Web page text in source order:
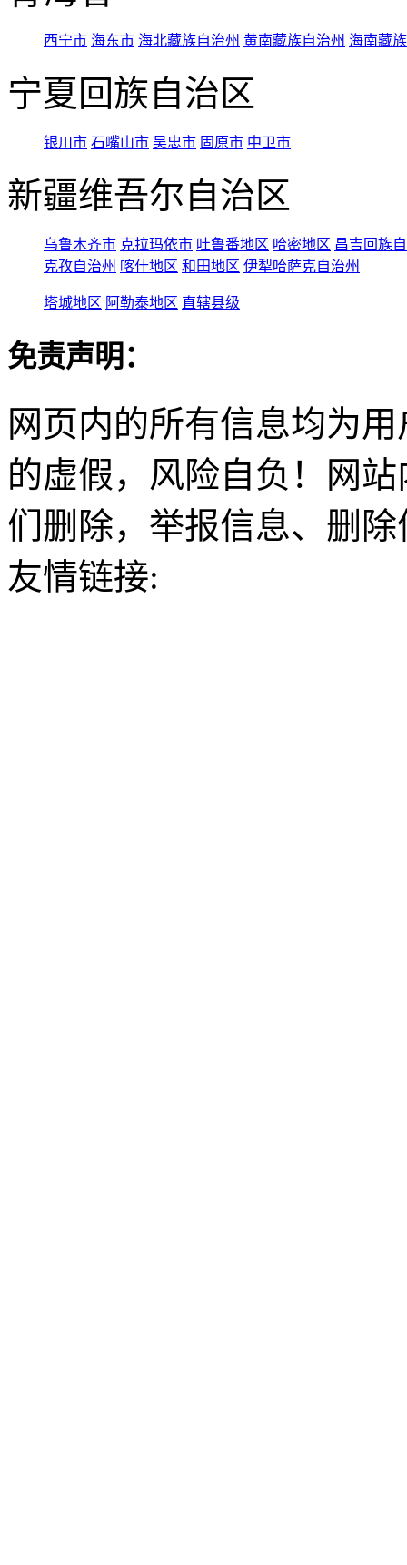
西宁市 海东市 海北藏族自治州 黄南藏族自治州 海南藏
宁夏回族自治区
银川市 石嘴山市 吴忠市 固原市 中卫市
新疆维吾尔自治区
乌鲁木齐市 克拉玛依市 吐鲁番地区 哈密地区 昌吉回族
克孜自治州 喀什地区 和田地区 伊犁哈萨克自治州
塔城地区 阿勒泰地区 直辖县级
免责声明：
网页内的所有信息均为
的虚假，风险自负！网
们删除，举报信息、删
友情链接: